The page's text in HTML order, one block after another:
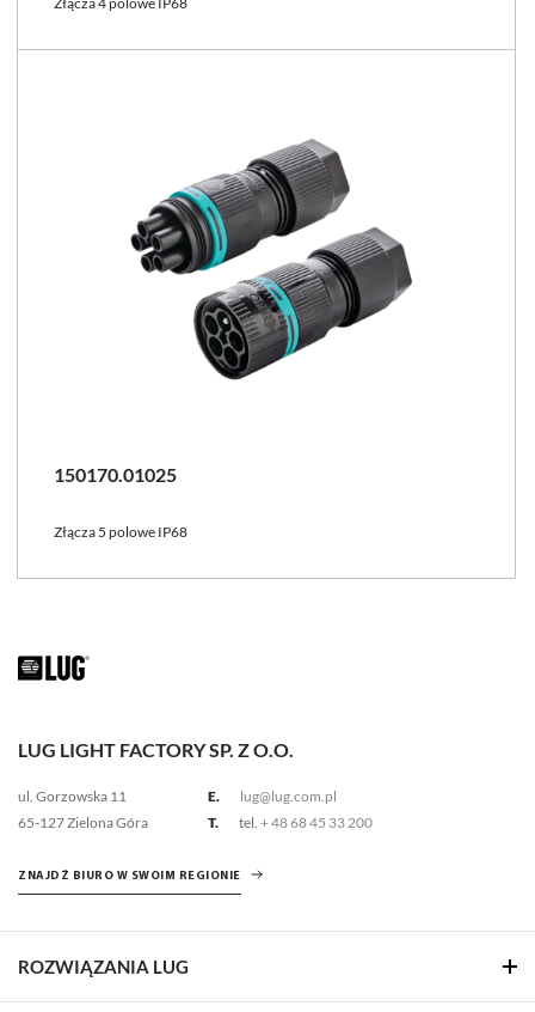
150170.01025
Złącza 5 polowe IP68
LUG LIGHT FACTORY SP. Z O.O.
ul. Gorzowska 11
65-127 Zielona Góra
E.
lug@lug.com.pl
T.
tel. + 48 68 45 33 200
ZNAJDŹ BIURO W SWOIM REGIONIE
ROZWIĄZANIA LUG